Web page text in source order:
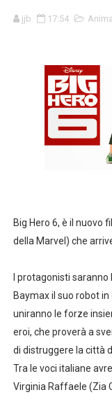
Gli incredibili 2:
Emmy Rossum
Spider-Man,
"The End of the
LILLI E IL
Angolo cinema
American Horror
Logan: arriva
Recensione:
jjb 17:54
Big Hero 6, è il nuovo
della Marvel) che
I protagonisti
Baymax il suo robot
uniranno le forze
eroi, che proverà a
di distruggere la città
Tra le voci italiane
Virginia Raffaele (Zia